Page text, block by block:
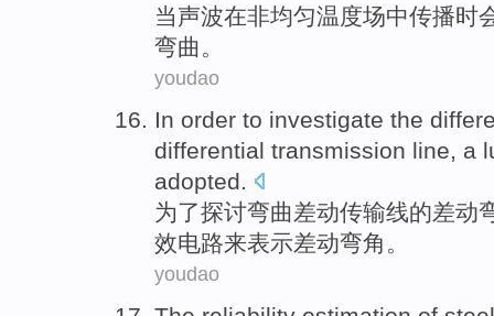
当声波在非均匀温度场中传播时
弯曲 。
youdao
In order to investigate the
differential transmission line, a
adopted.
为了探讨弯曲差动传输线的差动
效电路来表示差动弯角。
youdao